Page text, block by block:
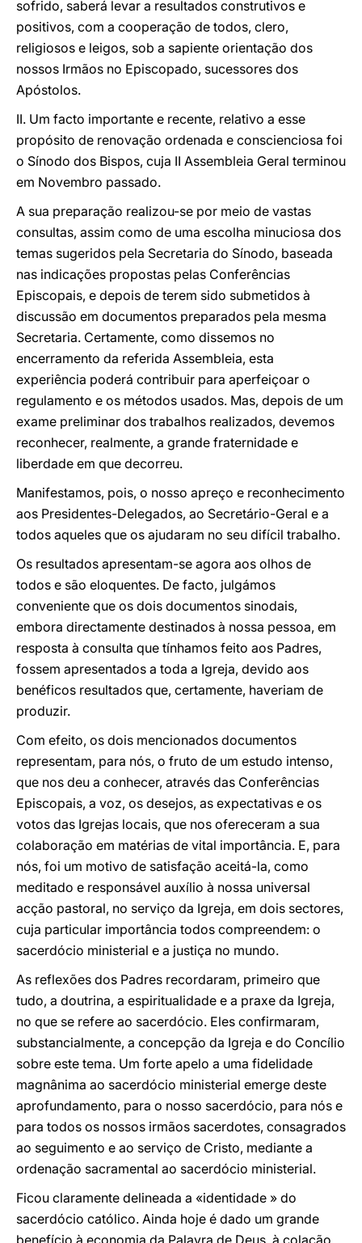
sofrido, saberá levar a resultados construtivos e
positivos, com a cooperação de todos, clero,
religiosos e leigos, sob a sapiente orientação dos
nossos Irmãos no Episcopado, sucessores dos
Apóstolos.
II. Um facto importante e recente, relativo a esse
propósito de renovação ordenada e conscienciosa foi
o Sínodo dos Bispos, cuja II Assembleia Geral terminou
em Novembro passado.
A sua preparação realizou-se por meio de vastas
consultas, assim como de uma escolha minuciosa dos
temas sugeridos pela Secretaria do Sínodo, baseada
nas indicações propostas pelas Conferências
Episcopais, e depois de terem sido submetidos à
discussão em documentos preparados pela mesma
Secretaria. Certamente, como dissemos no
encerramento da referida Assembleia, esta
experiência poderá contribuir para aperfeiçoar o
regulamento e os métodos usados. Mas, depois de um
exame preliminar dos trabalhos realizados, devemos
reconhecer, realmente, a grande fraternidade e
liberdade em que decorreu.
Manifestamos, pois, o nosso apreço e reconhecimento
aos Presidentes-Delegados, ao Secretário-Geral e a
todos aqueles que os ajudaram no seu difícil trabalho.
Os resultados apresentam-se agora aos olhos de
todos e são eloquentes. De facto, julgámos
conveniente que os dois documentos sinodais,
embora directamente destinados à nossa pessoa, em
resposta à consulta que tínhamos feito aos Padres,
fossem apresentados a toda a Igreja, devido aos
benéficos resultados que, certamente, haveriam de
produzir.
Com efeito, os dois mencionados documentos
representam, para nós, o fruto de um estudo intenso,
que nos deu a conhecer, através das Conferências
Episcopais, a voz, os desejos, as expectativas e os
votos das Igrejas locais, que nos ofereceram a sua
colaboração em matérias de vital importância. E, para
nós, foi um motivo de satisfação aceitá-la, como
meditado e responsável auxílio à nossa universal
acção pastoral, no serviço da Igreja, em dois sectores,
cuja particular importância todos compreendem: o
sacerdócio ministerial e a justiça no mundo.
As reflexões dos Padres recordaram, primeiro que
tudo, a doutrina, a espiritualidade e a praxe da Igreja,
no que se refere ao sacerdócio. Eles confirmaram,
substancialmente, a concepção da Igreja e do Concílio
sobre este tema. Um forte apelo a uma fidelidade
magnânima ao sacerdócio ministerial emerge deste
aprofundamento, para o nosso sacerdócio, para nós e
para todos os nossos irmãos sacerdotes, consagrados
ao seguimento e ao serviço de Cristo, mediante a
ordenação sacramental ao sacerdócio ministerial.
Ficou claramente delineada a «identidade » do
sacerdócio católico. Ainda hoje é dado um grande
benefício à economia da Palavra de Deus, à colação